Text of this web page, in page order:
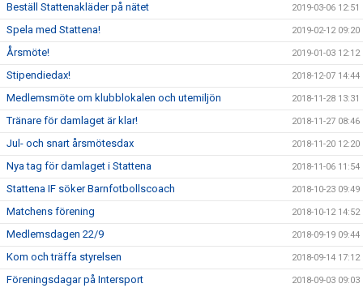
Beställ Stattenakläder på nätet 2019-03-06 12:51
Spela med Stattena! 2019-02-12 09:20
Årsmöte! 2019-01-03 12:12
Stipendiedax! 2018-12-07 14:44
Medlemsmöte om klubblokalen och utemiljön 2018-11-28 13:31
Tränare för damlaget är klar! 2018-11-27 08:46
Jul- och snart årsmötesdax 2018-11-20 12:20
Nya tag för damlaget i Stattena 2018-11-06 11:54
Stattena IF söker Barnfotbollscoach 2018-10-23 09:49
Matchens förening 2018-10-12 14:52
Medlemsdagen 22/9 2018-09-19 09:44
Kom och träffa styrelsen 2018-09-14 17:12
Föreningsdagar på Intersport 2018-09-03 09:03